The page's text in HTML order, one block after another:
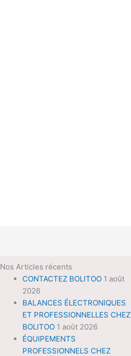
Nos Articles récents
CONTACTEZ BOLITOO 1 août
2026
BALANCES ÉLECTRONIQUES
ET PROFESSIONNELLES CHEZ
BOLITOO 1 août 2026
ÉQUIPEMENTS
PROFESSIONNELS CHEZ